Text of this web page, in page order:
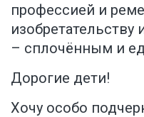
профессией и
изобретательству
– сплочённым и
Дорогие дети!
Хочу особо